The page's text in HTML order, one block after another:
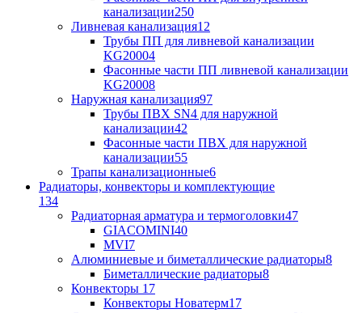
канализации250
Ливневая канализация12
Трубы ПП для ливневой канализации
KG20004
Фасонные части ПП ливневой канализации
KG20008
Наружная канализация97
Трубы ПВХ SN4 для наружной
канализации42
Фасонные части ПВХ для наружной
канализации55
Трапы канализационные6
Радиаторы, конвекторы и комплектующие
134
Радиаторная арматура и термоголовки47
GIACOMINI40
MVI7
Алюминиевые и биметаллические радиаторы8
Биметаллические радиаторы8
Конвекторы 17
Конвекторы Новатерм17